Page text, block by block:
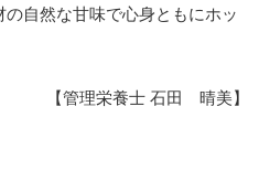
自然な甘味で心身ともにホッ
【管理栄養士 石田 晴美】